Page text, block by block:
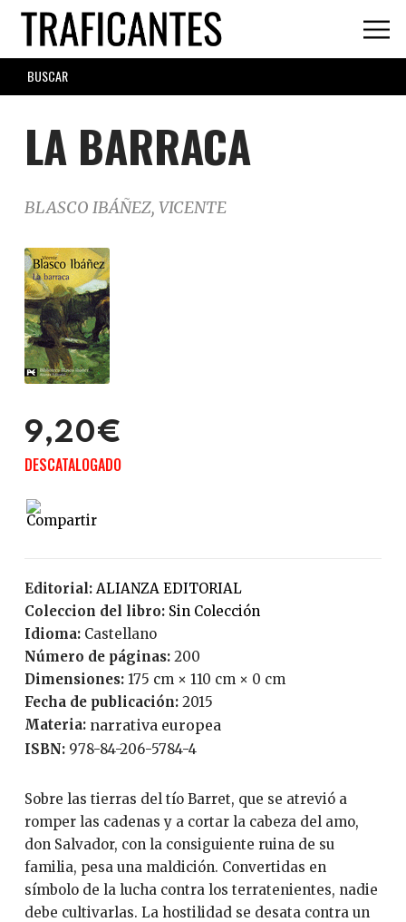
Skip
main
content
SEARCH
FORM
LA BARRACA
BLASCO IBÁÑEZ, VICENTE
9,20€
DESCATALOGADO
Editorial:
ALIANZA EDITORIAL
Coleccion del libro:
Sin Colección
Idioma:
Castellano
Número de páginas:
200
Dimensiones: 175 cm × 110 cm × 0 cm
Fecha de publicación:
2015
Materia: narrativa europea
ISBN: 978-84-206-5784-4
Sobre las tierras del tío Barret, que se atrevió a
romper las cadenas y a cortar la cabeza del amo,
don Salvador, con la consiguiente ruina de su
familia, pesa una maldición. Convertidas en
símbolo de la lucha contra los terratenientes, nadie
debe cultivarlas. La hostilidad se desata contra un